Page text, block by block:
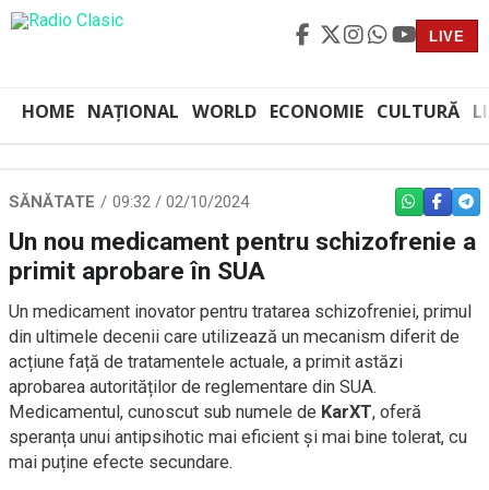
LIVE
HOME NAȚIONAL WORLD ECONOMIE CULTURĂ
SĂNĂTATE 09:32 / 02/10/2024 WHATSAPP
Un nou medicament pentru schizofrenie a
primit aprobare în SUA
Un medicament inovator pentru tratarea schizofreniei, primul
din ultimele decenii care utilizează un mecanism diferit de
acțiune față de tratamentele actuale, a primit astăzi
aprobarea autorităților de reglementare din SUA.
Medicamentul, cunoscut sub numele de KarXT, oferă
speranța unui antipsihotic mai eficient și mai bine tolerat, cu
mai puține efecte secundare.